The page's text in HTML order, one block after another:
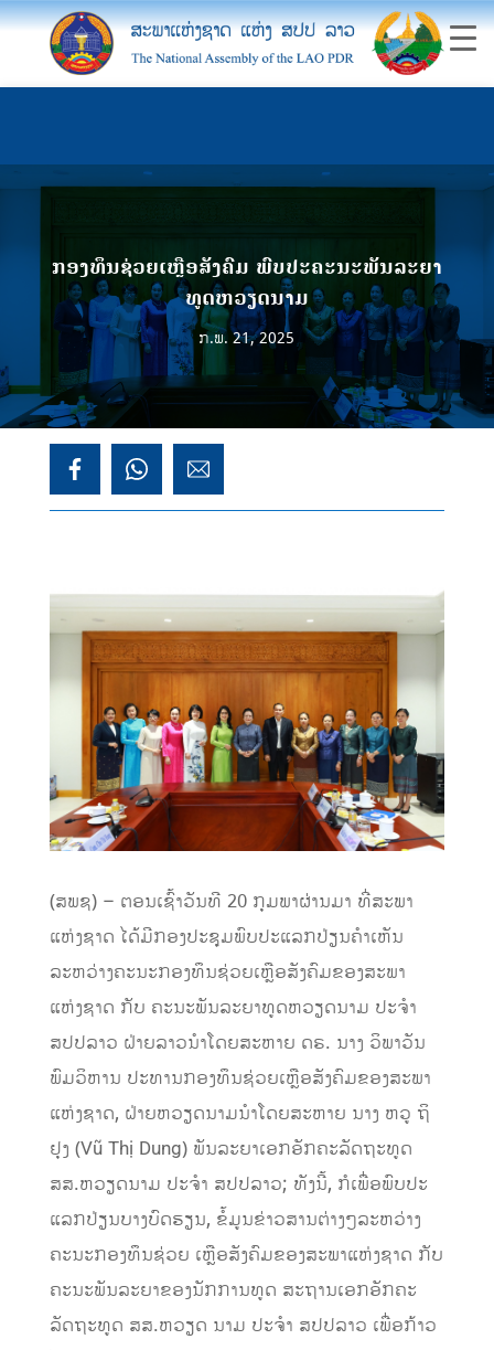
ກອງທຶນຊ່ວຍເຫຼືອສັງຄົມ ພົບປະຄະນະພັນລະຍາ
ທູດຫວຽດນາມ
ກ.ພ. 21, 2025
(ສພຊ) – ຕອນເຊົ້າວັນທີ 20 ກຸມພາຜ່ານມາ ທີ່ສະພາ
ແຫ່ງຊາດ ໄດ້ມີກອງປະຊຸມພົບປະແລກປ່ຽນຄຳເຫັນ
ລະຫວ່າງຄະນະກອງທຶນຊ່ວຍເຫຼືອສັງຄົມຂອງສະພາ
ແຫ່ງຊາດ ກັບ ຄະນະພັນລະຍາທູດຫວຽດນາມ ປະຈຳ
ສປປລາວ ຝ່າຍລາວນໍາໂດຍສະຫາຍ ດຣ. ນາງ ວິພາວັນ
ພົມວິຫານ ປະທານກອງທຶນຊ່ວຍເຫຼືອສັງຄົມຂອງສະພາ
ແຫ່ງຊາດ, ຝ່າຍຫວຽດນາມນໍາໂດຍສະຫາຍ ນາງ ຫວູ ຖິ
ຢຸງ (Vũ Thị Dung) ພັນລະຍາເອກອັກຄະລັດຖະທູດ
ສສ.ຫວຽດນາມ ປະຈຳ ສປປລາວ; ທັງນີ້, ກໍເພື່ອພົບປະ
ແລກປ່ຽນບາງບົດຮຽນ, ຂໍ້ມູນຂ່າວສານຕ່າງໆລະຫວ່າງ
ຄະນະກອງທຶນຊ່ວຍ ເຫຼືອສັງຄົມຂອງສະພາແຫ່ງຊາດ ກັບ
ຄະນະພັນລະຍາຂອງນັກການທູດ ສະຖານເອກອັກຄະ
ລັດຖະທູດ ສສ.ຫວຽດ ນາມ ປະຈຳ ສປປລາວ ເພື່ອກ້າວ